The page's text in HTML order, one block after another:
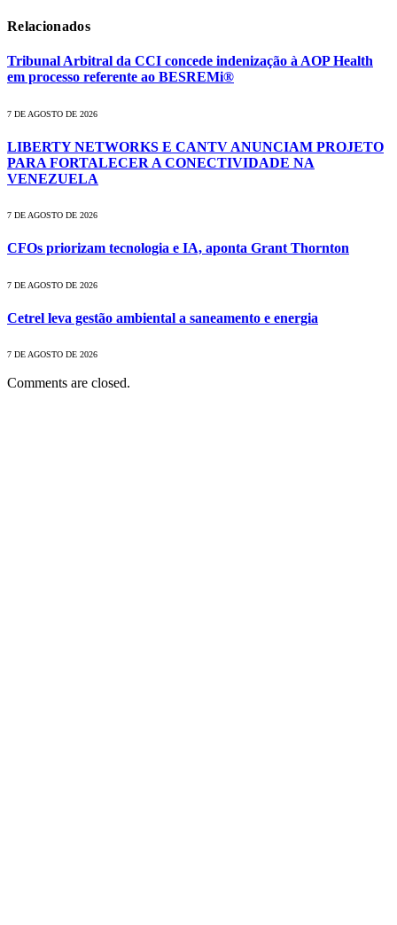
Relacionados
Tribunal Arbitral da CCI concede indenização à AOP Health
em processo referente ao BESREMi®
7 DE AGOSTO DE 2026
LIBERTY NETWORKS E CANTV ANUNCIAM PROJETO
PARA FORTALECER A CONECTIVIDADE NA
VENEZUELA
7 DE AGOSTO DE 2026
CFOs priorizam tecnologia e IA, aponta Grant Thornton
7 DE AGOSTO DE 2026
Cetrel leva gestão ambiental a saneamento e energia
7 DE AGOSTO DE 2026
Comments are closed.